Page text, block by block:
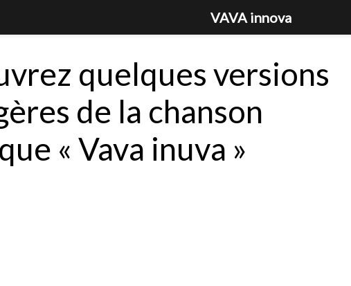
quelques versions
de la chanson
« Vava inuva »
VAVA innova